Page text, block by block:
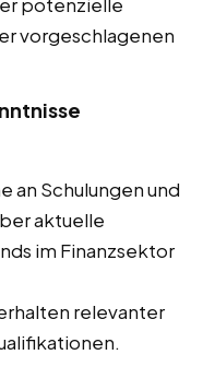
potenzielle
vorgeschlagenen
an Schulungen und
aktuelle
im Finanzsektor
relevanter